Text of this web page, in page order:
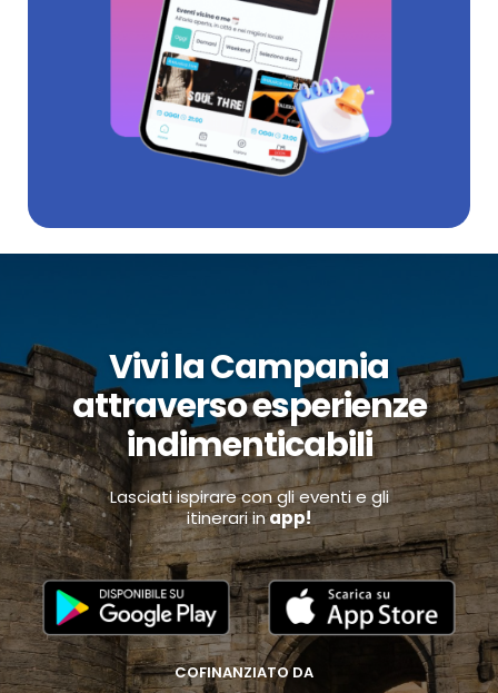
Vivi la Campania
attraverso esperienze
indimenticabili
Lasciati ispirare con gli eventi e gli
itinerari inapp!
COFINANZIATO DA